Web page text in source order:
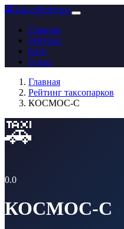
🚕ТаксоРейтинг
Главная
Рейтинг
Блог
О нас
Главная
Рейтинг таксопарков
КОСМОС-С
🚕
0.0
КОСМОС-С